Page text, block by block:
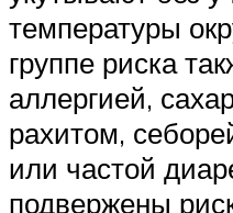
температуры
группе риска
аллергией,
рахитом,
или частой
подвержены